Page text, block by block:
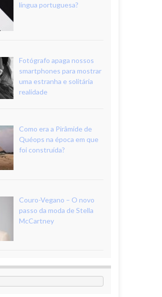
língua portuguesa?
Fotógrafo apaga nossos
smartphones para mostrar
uma estranha e solitária
realidade
Como era a Pirâmide de
Quéops na época em que
foi construída?
Couro-Vegano – O novo
passo da moda de Stella
McCartney